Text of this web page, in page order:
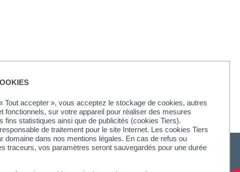
Tout accepter », vous acceptez le stockage de cookies, autres
fonctionnels, sur votre appareil pour réaliser des mesures
fins statistiques ainsi que de publicités (cookies Tiers).
de traitement pour le site Internet. Les cookies Tiers
domaine dans nos mentions légales. En cas de refus ou
traceurs, vos paramètres seront sauvegardés pour une durée